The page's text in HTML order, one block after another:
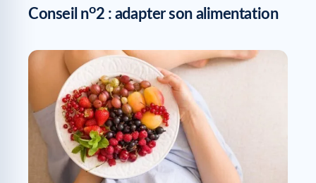
Conseil no2 : adapter son alimentation